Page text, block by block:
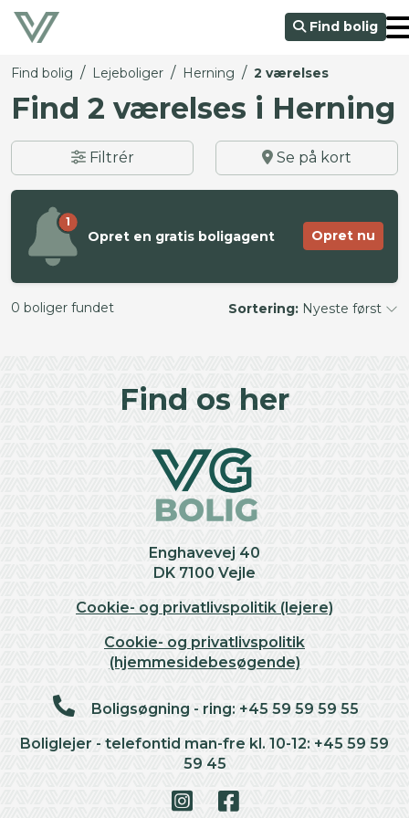
Find bolig
Find bolig / Lejeboliger / Herning / 2 værelses
Find 2 værelses i Herning
Filtrér Se på kort
1
Opret en gratis boligagent Opret nu
0 boliger fundet Sortering: Nyeste først
Find os her
Enghavevej 40
DK 7100 Vejle
Cookie- og privatlivspolitik (lejere)
Cookie- og privatlivspolitik
(hjemmesidebesøgende)
Boligsøgning - ring: +45 59 59 59 55
Boliglejer - telefontid man-fre kl. 10-12: +45 59 59
59 45